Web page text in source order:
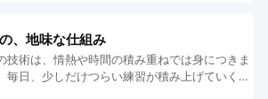
の、地味な仕組み
技術は、情熱や時間の積み重ねでは身につきま
毎日、少しだけつらい練習が積み上げていくも